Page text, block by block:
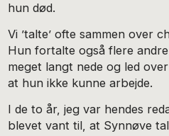
hun død.
Vi ’talte’ ofte sammen over
Hun fortalte også flere
meget langt nede og led
at hun ikke kunne arbejde.
I de to år, jeg var hendes
blevet vant til, at Synnøve